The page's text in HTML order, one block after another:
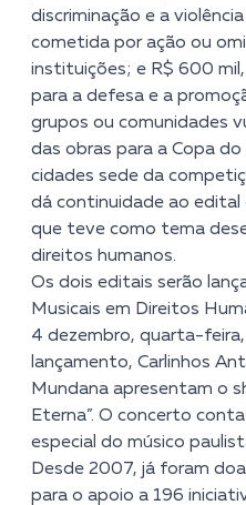
discriminação e a
cometida por ação ou
instituições; e R$ 600
para a defesa e a
grupos ou comunidades
das obras para a Copa
cidades sede da
dá continuidade ao edital
que teve como tema
direitos humanos.
Os dois editais serão
Musicais em Direitos
4 dezembro, quarta-feira,
lançamento, Carlinhos
Mundana apresentam o
Eterna”. O concerto
especial do músico
Desde 2007, já foram
para o apoio a 196